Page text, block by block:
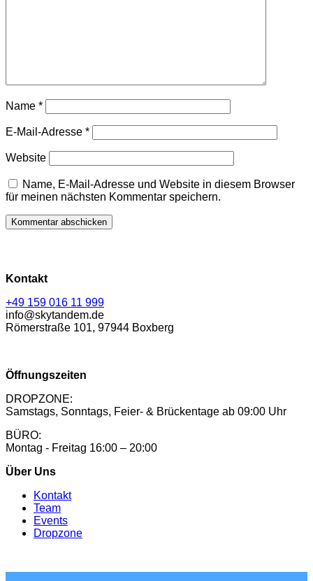
Name *
E-Mail-Adresse *
Website
Name, E-Mail-Adresse und Website in diesem Browser
für meinen nächsten Kommentar speichern.
Kontakt
+49 159 016 11 999
info@skytandem.de
Römerstraße 101, 97944 Boxberg
Öffnungszeiten
DROPZONE:
Samstags, Sonntags, Feier- & Brückentage ab 09:00 Uhr
BÜRO:
Montag - Freitag 16:00 – 20:00
Über Uns
Kontakt
Team
Events
Dropzone